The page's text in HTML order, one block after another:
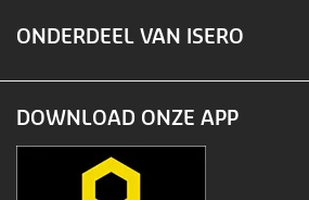
ONDERDEEL VAN ISERO
DOWNLOAD ONZE APP